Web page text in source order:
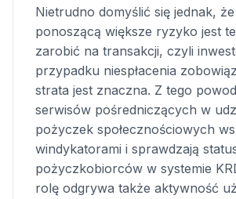
Nietrudno domyślić się jednak,
ponoszącą większe ryzyko jest
zarobić na transakcji, czyli
przypadku niespłacenia
strata jest znaczna. Z tego
serwisów pośredniczących w
pożyczek społecznościowych
windykatorami i sprawdzają
pożyczkobiorców w systemie
rolę odgrywa także aktywność